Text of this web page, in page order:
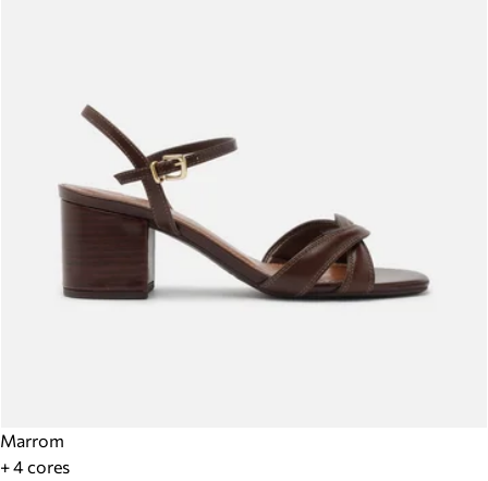
Marrom
+ 4 cores